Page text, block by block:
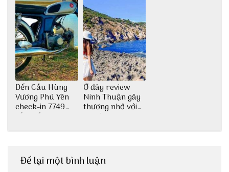
Đến Cầu Hùng
Vương Phú Yên
check-in 7749
tấm sống ảo
Ở đây review
Ninh Thuận gây
thương nhớ với
nét đẹp thiên
Để lại một bình luận